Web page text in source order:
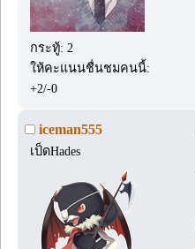
กระทู้: 2
ให้คะแนนชื่นชมคนนี้:
+2/-0
iceman555
เป็ดHades